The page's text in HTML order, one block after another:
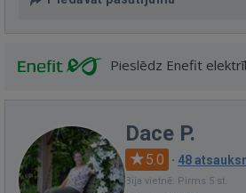
Pieslēdz Enefit
Dace P.
5.0 · 48
Bija vietnē: Pirms 5 st.